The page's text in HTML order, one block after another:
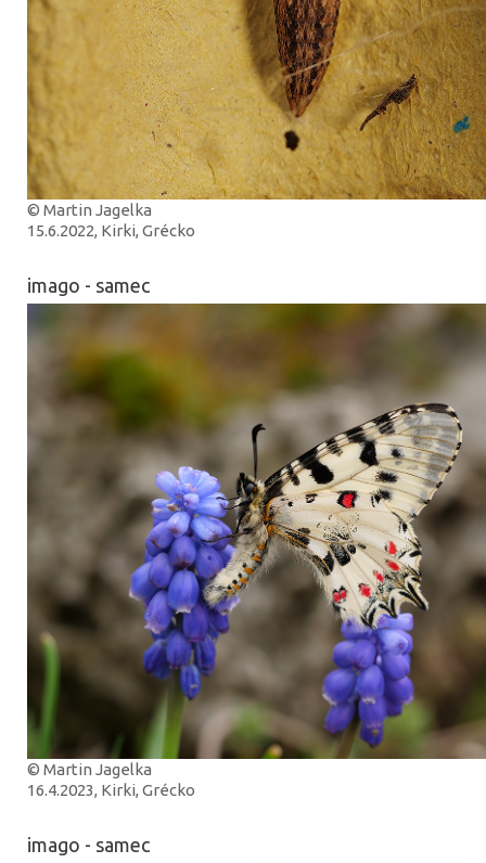
© Martin Jagelka
15.6.2022, Kirki, Grécko
imago - samec
© Martin Jagelka
16.4.2023, Kirki, Grécko
imago - samec